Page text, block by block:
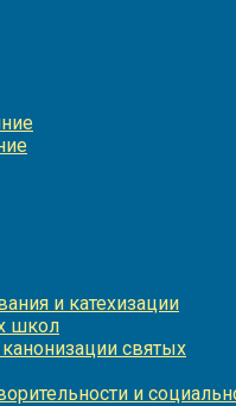
и катехизации
школ
святых
и